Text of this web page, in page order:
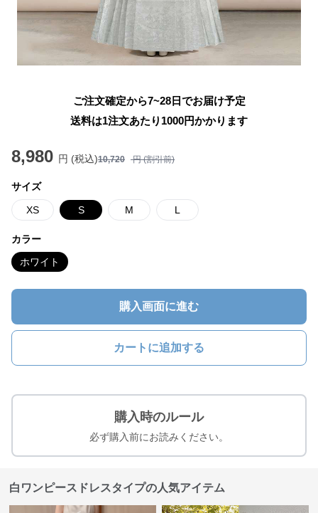
ご注文確定から7~28日でお届け予定
送料は1注文あたり 1000円かかります
8,980 円 (税込)10,720 円 (割引前)
サイズ
XS S M L
カラー
ホワイト
購入画面に進む
カートに追加する
購入時のルール
必ず購入前にお読みください。
白ワンピースドレスタイプの人気アイテム